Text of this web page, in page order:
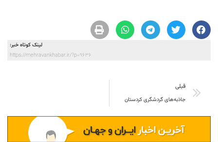
لینک کوتاه خبر:
https://mehravankhabar.ir/?p=9636
قبلی
جاذبه‌های گردشگری کردستان